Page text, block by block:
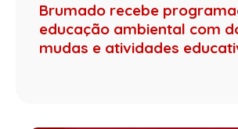
Brumado recebe
educação ambiental com
mudas e atividades